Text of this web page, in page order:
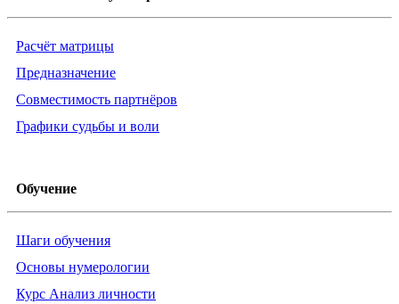
Расчёт матрицы
Предназначение
Совместимость партнёров
Графики судьбы и воли
Обучение
Шаги обучения
Основы нумерологии
Курс Анализ личности